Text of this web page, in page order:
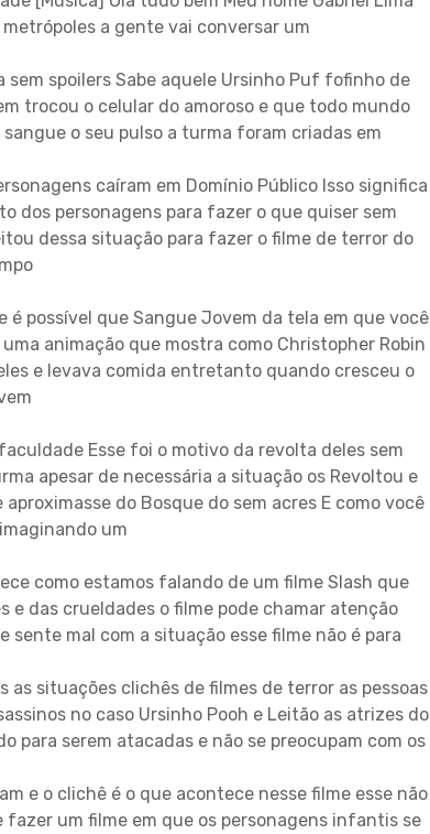
a gente vai conversar um
sem spoilers Sabe aquele Ursinho Puf fofinho de
trocou o celular do amoroso e que todo mundo
o seu pulso a turma foram criadas em
caíram em Domínio Público Isso significa
dos personagens para fazer o que quiser sem
dessa situação para fazer o filme de terror do
possível que Sangue Jovem da tela em que você
animação que mostra como Christopher Robin
e levava comida entretanto quando cresceu o
Esse foi o motivo da revolta deles sem
apesar de necessária a situação os Revoltou e
do Bosque do sem acres E como você
um
como estamos falando de um filme Slash que
e das crueldades o filme pode chamar atenção
mal com a situação esse filme não é para
as situações clichês de filmes de terror as pessoas
no caso Ursinho Pooh e Leitão as atrizes do
para serem atacadas e não se preocupam com os
e o clichê é o que acontece nesse filme esse não
um filme em que os personagens infantis se